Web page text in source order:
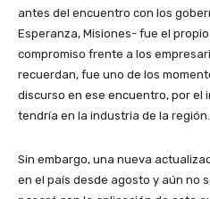
antes del encuentro con los
Esperanza, Misiones- fue el
compromiso frente a los
recuerdan, fue uno de los
discurso en ese encuentro, por el
tendría en la industria de la región.
Sin embargo, una nueva
en el país desde agosto y aún no